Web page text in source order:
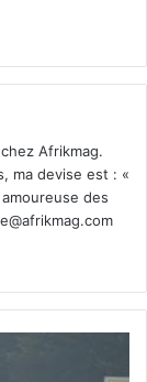
Afrikmag.
ma devise est : «
des